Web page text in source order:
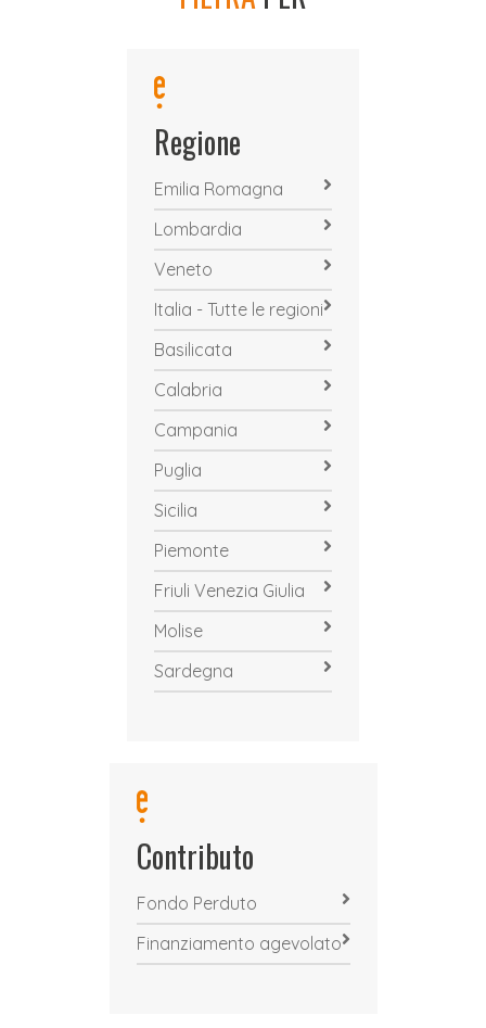
Regione
Emilia Romagna
Lombardia
Veneto
Italia - Tutte le regioni
Basilicata
Calabria
Campania
Puglia
Sicilia
Piemonte
Friuli Venezia Giulia
Molise
Sardegna
Contributo
Fondo Perduto
Finanziamento agevolato